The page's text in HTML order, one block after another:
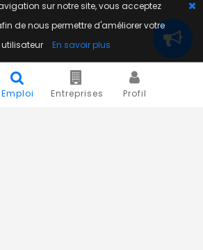
Emploi Entreprises Profil
sur notre site, vous acceptez
de nous permettre d'améliorer votre
utilisateur
En savoir plus